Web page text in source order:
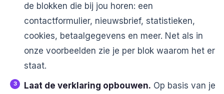
de blokken die bij jou horen: een
contactformulier, nieuwsbrief, statistieken,
cookies, betaalgegevens en meer. Net als in
onze voorbeelden zie je per blok waarom het er
staat.
Laat de verklaring opbouwen. Op basis van je